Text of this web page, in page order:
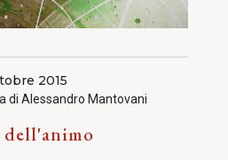
2015
di Alessandro Mantovani